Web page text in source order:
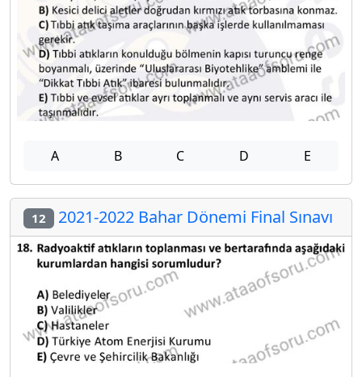
A B C D E
12 2021-2022 Bahar Dönemi Final Sınavı